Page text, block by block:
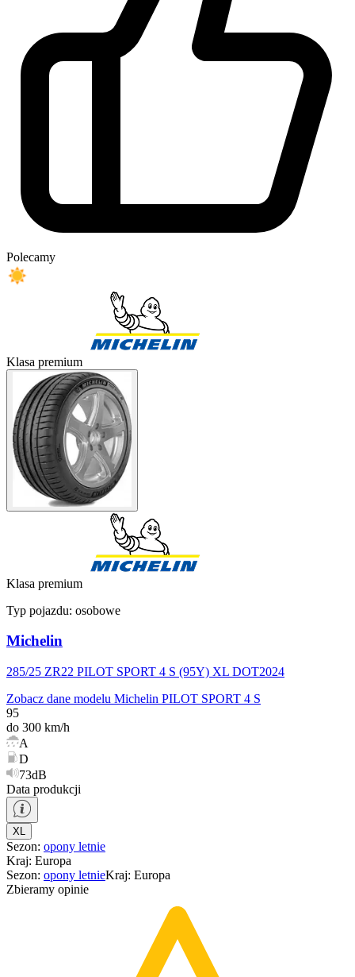
Polecamy
Klasa premium
Klasa premium
Typ pojazdu: osobowe
Michelin
285/25 ZR22 PILOT SPORT 4 S (95Y) XL DOT2024
Zobacz dane modelu Michelin PILOT SPORT 4 S
95
do 300 km/h
A
D
73dB
Data produkcji
XL
Sezon: opony letnie
Kraj: Europa
Sezon: opony letnieKraj: Europa
Zbieramy opinie